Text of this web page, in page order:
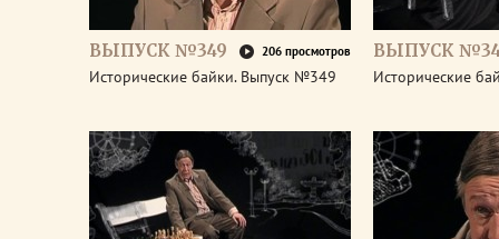
ВЫПУСК №349 206 просмотров
Исторические байки. Выпуск №349
ВЫПУСК
Исторические